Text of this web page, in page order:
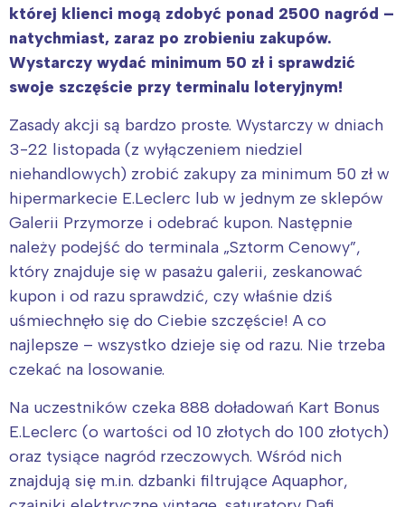
której klienci mogą zdobyć ponad 2500 nagród –
natychmiast, zaraz po zrobieniu zakupów.
Wystarczy wydać minimum 50 zł i sprawdzić
swoje szczęście przy terminalu loteryjnym!
Zasady akcji są bardzo proste. Wystarczy w dniach
3-22 listopada (z wyłączeniem niedziel
niehandlowych) zrobić zakupy za minimum 50 zł w
hipermarkecie E.Leclerc lub w jednym ze sklepów
Galerii Przymorze i odebrać kupon. Następnie
należy podejść do terminala „Sztorm Cenowy”,
który znajduje się w pasażu galerii, zeskanować
kupon i od razu sprawdzić, czy właśnie dziś
uśmiechnęło się do Ciebie szczęście! A co
najlepsze – wszystko dzieje się od razu. Nie trzeba
czekać na losowanie.
Na uczestników czeka 888 doładowań Kart Bonus
E.Leclerc (o wartości od 10 złotych do 100 złotych)
oraz tysiące nagród rzeczowych. Wśród nich
znajdują się m.in. dzbanki filtrujące Aquaphor,